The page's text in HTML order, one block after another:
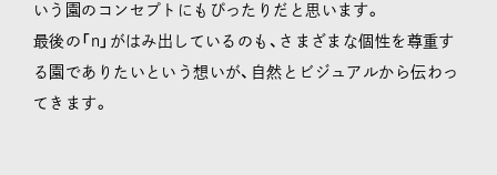
いう園のコンセプトにもぴったりだと思います。
最後の「n」がはみ出しているのも、さまざまな個性を尊重す
る園でありたいという想いが、自然とビジュアルから伝わっ
てきます。